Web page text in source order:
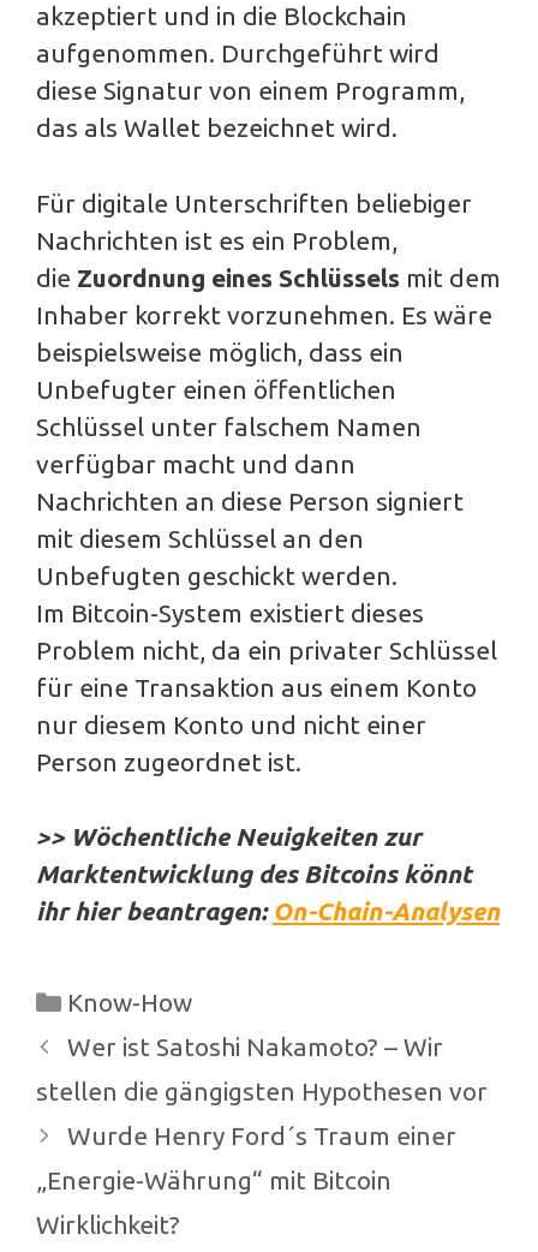
akzeptiert und in die Blockchain
aufgenommen. Durchgeführt wird
diese Signatur von einem Programm,
das als Wallet bezeichnet wird.
Für digitale Unterschriften beliebiger
Nachrichten ist es ein Problem,
die Zuordnung eines Schlüssels mit dem
Inhaber korrekt vorzunehmen. Es wäre
beispielsweise möglich, dass ein
Unbefugter einen öffentlichen
Schlüssel unter falschem Namen
verfügbar macht und dann
Nachrichten an diese Person signiert
mit diesem Schlüssel an den
Unbefugten geschickt werden.
Im Bitcoin-System existiert dieses
Problem nicht, da ein privater Schlüssel
für eine Transaktion aus einem Konto
nur diesem Konto und nicht einer
Person zugeordnet ist.
>> Wöchentliche Neuigkeiten zur
Marktentwicklung des Bitcoins könnt
ihr hier beantragen: On-Chain-Analysen
Kategorien
Know-How
Beitrags-
Navigation
Wer ist Satoshi Nakamoto? – Wir
stellen die gängigsten Hypothesen vor
Wurde Henry Ford´s Traum einer
„Energie-Währung“ mit Bitcoin
Wirklichkeit?